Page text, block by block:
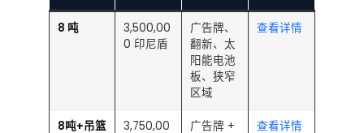
8 吨
3,500,00
0 印尼盾
广告牌、
翻新、太
阳能电池
板、狭窄
区域
查看详情
8吨+吊篮
3,750,00
广告牌 +
查看详情